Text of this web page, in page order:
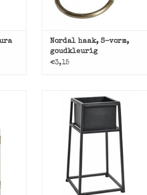
Nordal haak, S-vorm,
goudkleurig
€3,15
van
Zwarte plantenbak van
Nordal, small.
TOEVOEGEN AAN WINKELWAGEN